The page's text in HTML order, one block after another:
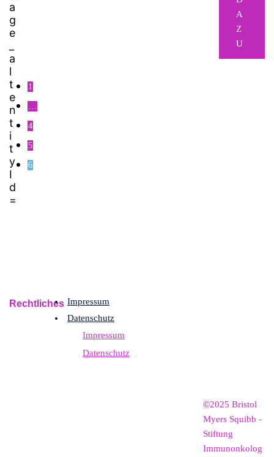
A
Z
U
1
…
4
5
6
Rechtliches Impressum
Datenschutz
Impressum
Datenschutz
©2025 Bristol
Myers Squibb -
Stiftung
Immunonkolog